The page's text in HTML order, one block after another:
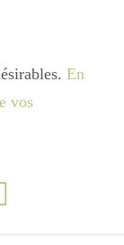
En
vos